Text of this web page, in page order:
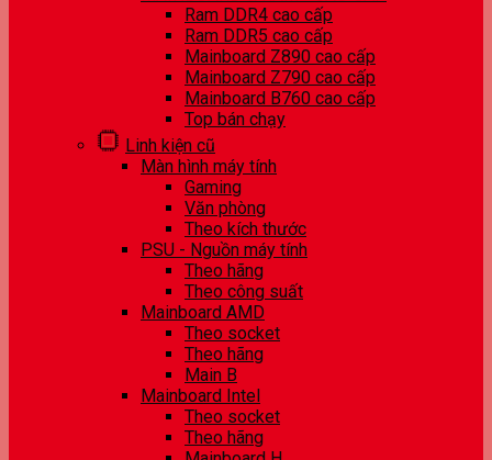
Ram DDR4 cao cấp
Ram DDR5 cao cấp
Mainboard Z890 cao cấp
Mainboard Z790 cao cấp
Mainboard B760 cao cấp
Top bán chạy
Linh kiện cũ
Màn hình máy tính
Gaming
Văn phòng
Theo kích thước
PSU - Nguồn máy tính
Theo hãng
Theo công suất
Mainboard AMD
Theo socket
Theo hãng
Main B
Mainboard Intel
Theo socket
Theo hãng